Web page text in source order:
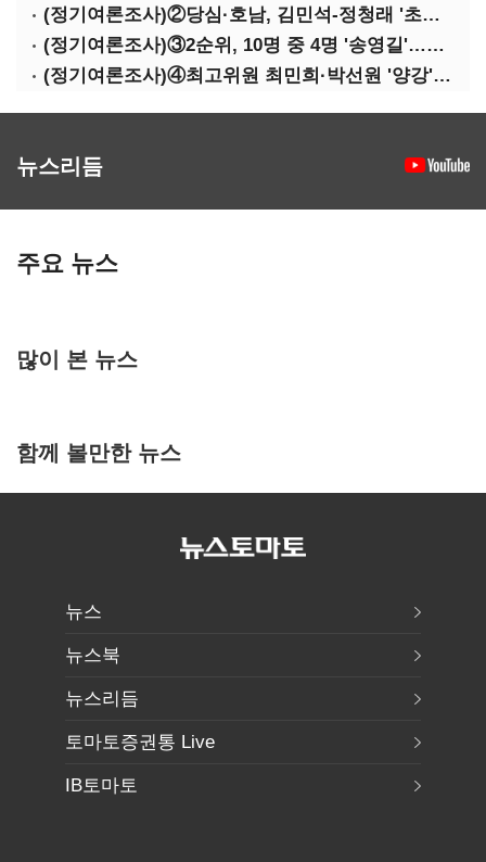
(정기여론조사)②당심·호남, 김민석-정청래 '초접전'
(정기여론조사)③2순위, 10명 중 4명 '송영길'…정청래 '한 자릿수'
(정기여론조사)④최고위원 최민희·박선원 '양강'…서미화·이성윤·임미애 뒤이어
뉴스리듬
주요 뉴스
많이 본 뉴스
함께 볼만한 뉴스
뉴스
뉴스북
뉴스리듬
토마토증권통 Live
IB토마토